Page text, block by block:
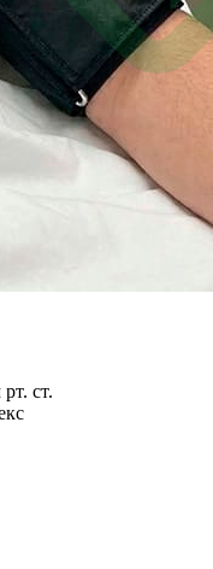
ст.